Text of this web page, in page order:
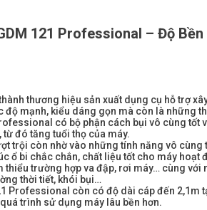
121 Professional – Độ
thương hiệu sản xuất dụng cụ hỗ trợ
độ mạnh, kiểu dáng gọn mà còn là những
có bộ phận cách bụi vô cùng
đó tăng tuổi thọ của máy.
trội còn nhờ vào những tính năng vô
ổ bi chắc chắn, chất liệu tốt cho máy
trường hợp va đập, rơi máy… cùng với
thời tiết, khói bụi…
Professional còn có độ dài cáp đến
trình sử dụng máy lâu bền hơn.